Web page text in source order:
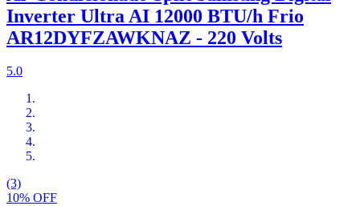
Inverter Ultra AI 12000 BTU/h Frio
AR12DYFZAWKNAZ - 220 Volts
5.0
(3)
10% OFF